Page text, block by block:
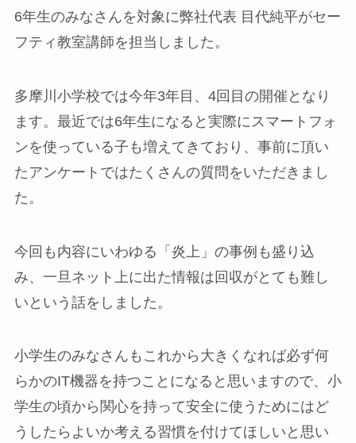
6年生のみなさんを対象に弊社代表 目代純平がセー
フティ教室講師を担当しました。
多摩川小学校では今年3年目、4回目の開催となり
ます。最近では6年生になると実際にスマートフォ
ンを使っている子も増えてきており、事前に頂い
たアンケートではたくさんの質問をいただきまし
た。
今回も内容にいわゆる「炎上」の事例も盛り込
み、一旦ネット上に出た情報は回収がとても難し
いという話をしました。
小学生のみなさんもこれから大きくなれば必ず何
らかのIT機器を持つことになると思いますので、小
学生の頃から関心を持って安全に使うためにはど
うしたらよいか考える習慣を付けてほしいと思い